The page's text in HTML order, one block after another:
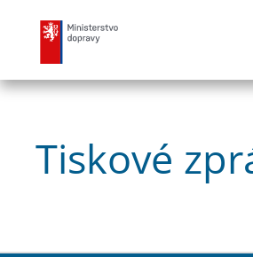
Ministerstvo
Tiskové